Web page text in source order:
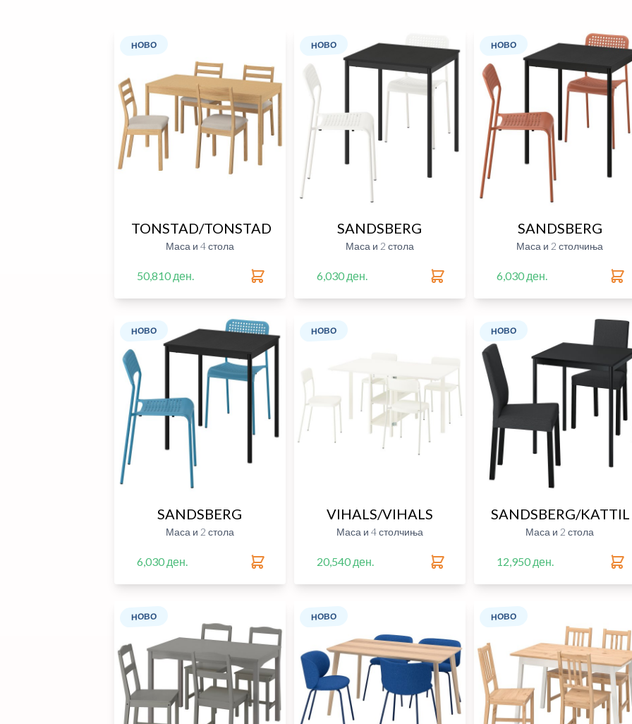
НОВО
TONSTAD/TONSTAD
Маса и 4 стола
50,810 ден.
НОВО
SANDSBERG
Маса и 2 стола
6,030 ден.
НОВО
SANDSBERG
Маса и 2 столчиња
6,030 ден.
НОВО
SANDSBERG
Маса и 2 стола
6,030 ден.
НОВО
VIHALS/VIHALS
Маса и 4 столчиња
20,540 ден.
НОВО
SANDSBERG/KATTIL
Маса и 2 стола
12,950 ден.
НОВО НОВО НОВО